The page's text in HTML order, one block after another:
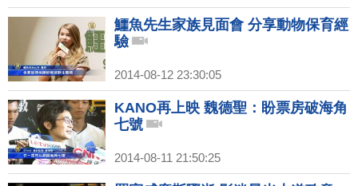
鱷魚先生家族見面會 分享動物保育經
驗
2014-08-12 23:30:05
KANO再上映 魏德聖：盼票房破海角
七號
2014-08-11 21:50:25